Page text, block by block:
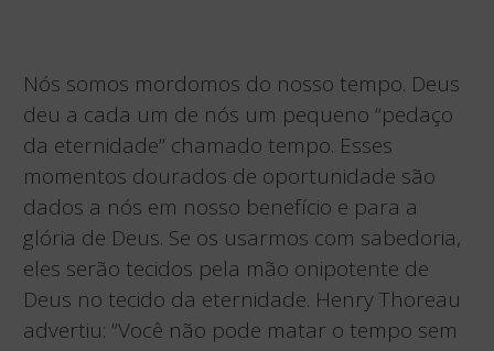
Nós somos mordomos do nosso tempo. Deus
deu a cada um de nós um pequeno “pedaço
da eternidade” chamado tempo. Esses
momentos dourados de oportunidade são
dados a nós em nosso benefício e para a
glória de Deus. Se os usarmos com sabedoria,
eles serão tecidos pela mão onipotente de
Deus no tecido da eternidade. Henry Thoreau
advertiu: “Você não pode matar o tempo sem